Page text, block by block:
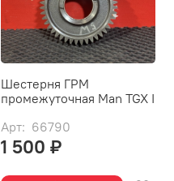
Шестерня ГРМ
промежуточная Man TGX I
Арт: 66790
1 500 ₽